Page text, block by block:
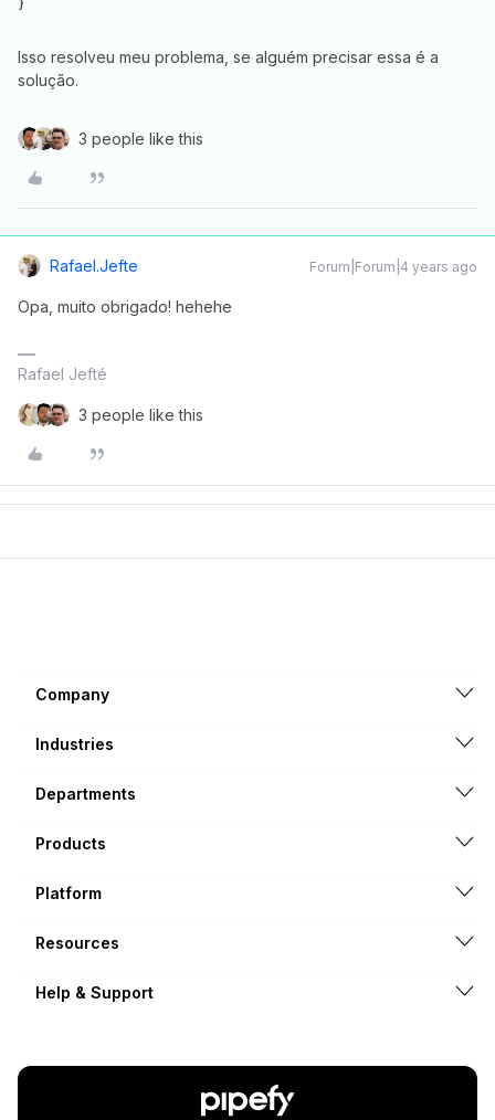
Isso resolveu meu problema, se alguém precisar essa é a
solução.
3 people like this
Rafael.jefte Forum|Forum|4 years ago
Opa, muito obrigado! hehehe
Rafael Jefté
3 people like this
Company
Industries
Departments
Products
Platform
Resources
Help & Support